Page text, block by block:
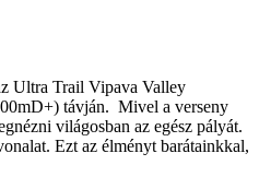
Ultra Trail Vipava Valley
távján. Mivel a verseny
világosban az egész pályát.
Ezt az élményt barátainkkal,